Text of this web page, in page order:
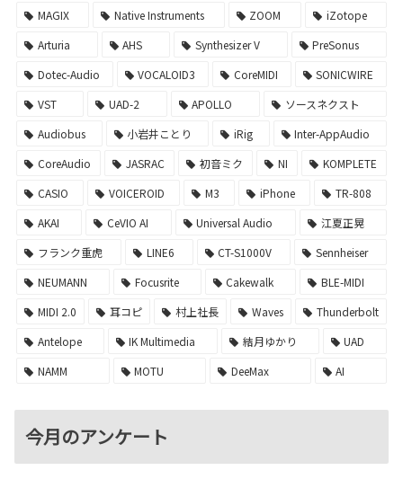
MAGIX
Native Instruments ZOOM
iZotope
Arturia
AHS Synthesizer V
PreSonus
Dotec-Audio
VOCALOID3 CoreMIDI
SONICWIRE
VST
UAD-2 APOLLO
ソースネクスト
Audiobus
小岩井ことり iRig
Inter-AppAudio
CoreAudio
JASRAC 初音ミク NI
KOMPLETE
CASIO
VOICEROID M3 iPhone
TR-808
AKAI
CeVIO AI Universal Audio
江夏正晃
フランク重虎
LINE6 CT-S1000V
Sennheiser
NEUMANN
Focusrite Cakewalk
BLE-MIDI
MIDI 2.0
耳コピ 村上社長 Waves
Thunderbolt
Antelope
IK Multimedia 結月ゆかり
UAD
NAMM
MOTU DeeMax AI
今月のアンケート